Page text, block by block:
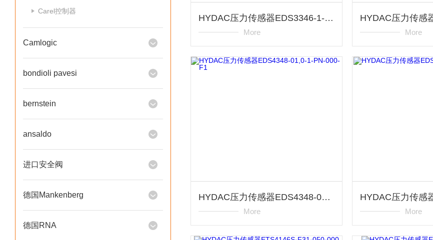
Carel控制器
Camlogic
bondioli pavesi
bernstein
ansaldo
进口安全阀
德国Mankenberg
德国RNA
HYDAC压力传感器EDS3346-1-06,0-000-F1
More More
HYDAC压力传感器EDS4348-01,0-1-PN-000-F1
More More